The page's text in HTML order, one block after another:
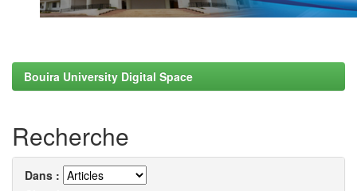
Bouira University Digital Space
Recherche
Dans :